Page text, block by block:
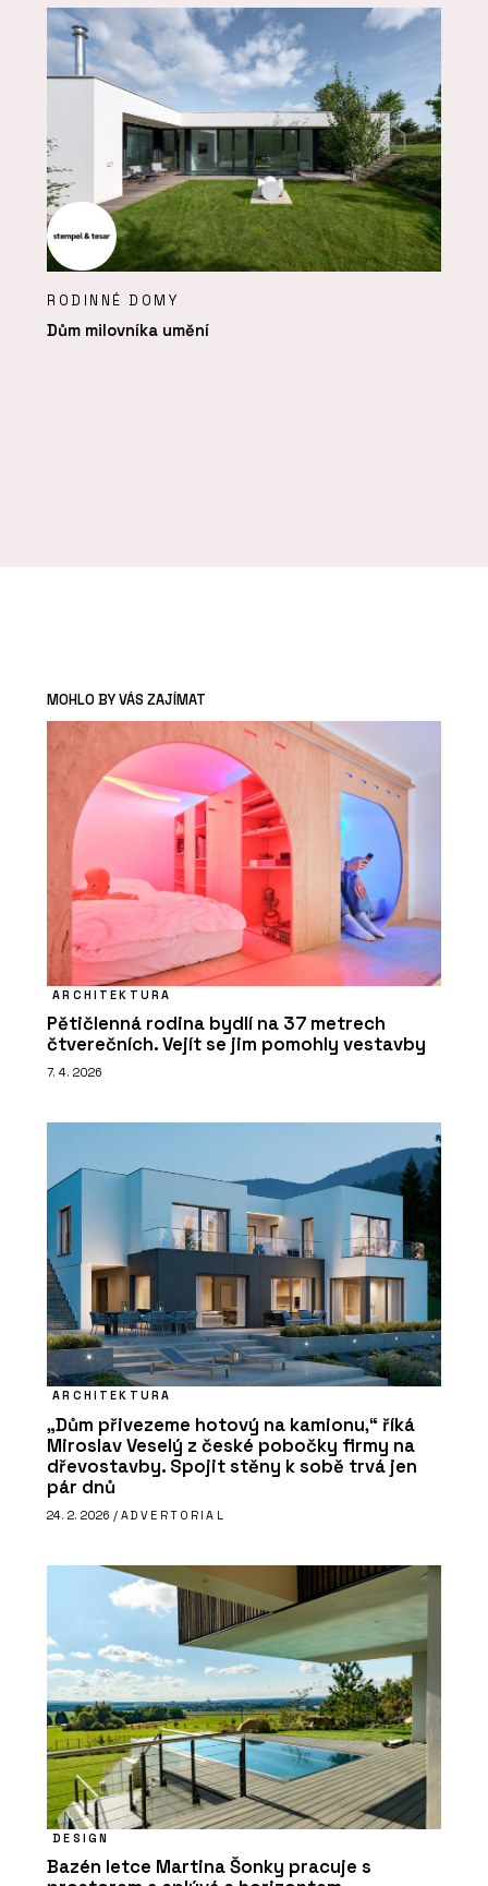
RODINNÉ DOMY
Dům milovníka umění
MOHLO BY VÁS ZAJÍMAT
ARCHITEKTURA
Pětičlenná rodina bydlí na 37 metrech
čtverečních. Vejít se jim pomohly vestavby
7. 4. 2026
ARCHITEKTURA
„Dům přivezeme hotový na kamionu,“ říká
Miroslav Veselý z české pobočky firmy na
dřevostavby. Spojit stěny k sobě trvá jen
pár dnů
24. 2. 2026 / ADVERTORIAL
DESIGN
Bazén letce Martina Šonky pracuje s